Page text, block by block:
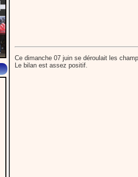
Ce dimanche 07 juin se déroulait les
Le bilan est assez positif.